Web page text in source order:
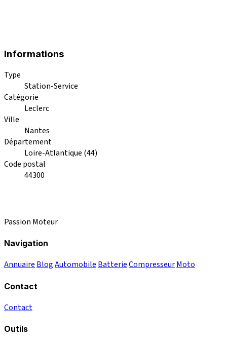
Informations
Type
Station-Service
Catégorie
Leclerc
Ville
Nantes
Département
Loire-Atlantique (44)
Code postal
44300
Passion Moteur
Navigation
Annuaire BlogAutomobile BatterieCompresseurMoto
Contact
Contact
Outils